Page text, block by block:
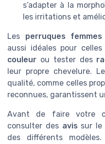
s’adapter à la
les irritations et
Les perruques femmes
aussi idéales pour
couleur ou tester des
leur propre chevelure.
qualité, comme celles
reconnues, garantissent
Avant de faire votre
consulter des avis sur le
des différents